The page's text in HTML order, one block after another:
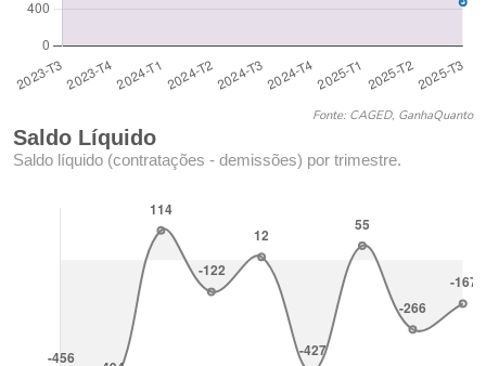
Fonte: CAGED, GanhaQuanto
Saldo Líquido
Saldo líquido (contratações - demissões) por trimestre.